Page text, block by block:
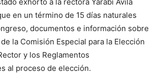
en un término de 15 días naturales
documentos e información sobre
la Comisión Especial para la Elección
y los Reglamentos
al proceso de elección.